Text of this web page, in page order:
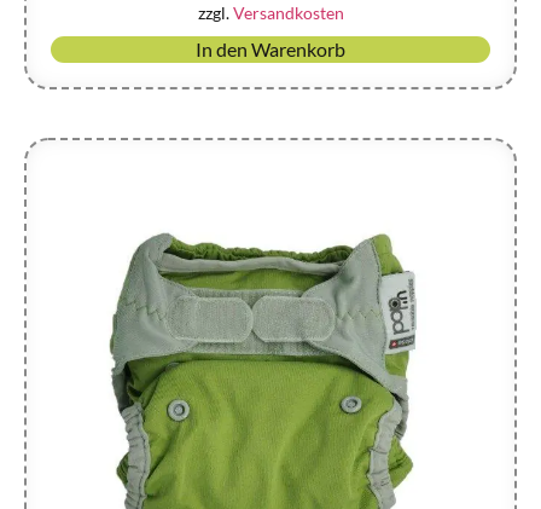
zzgl.Versandkosten
In den Warenkorb